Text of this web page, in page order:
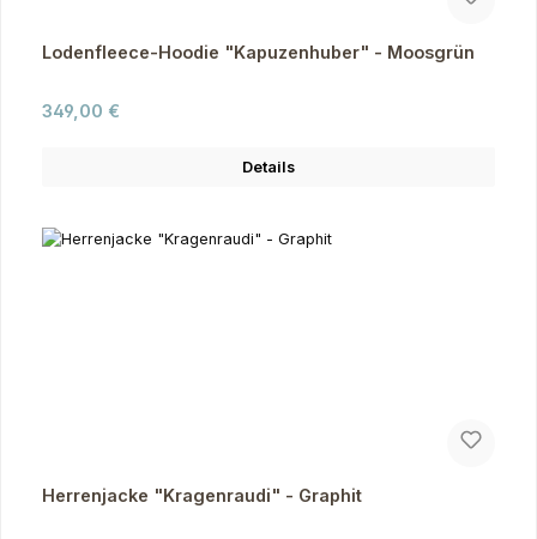
Lodenfleece-Hoodie "Kapuzenhuber" - Moosgrün
Regulärer Preis:
349,00 €
Details
Herrenjacke "Kragenraudi" - Graphit